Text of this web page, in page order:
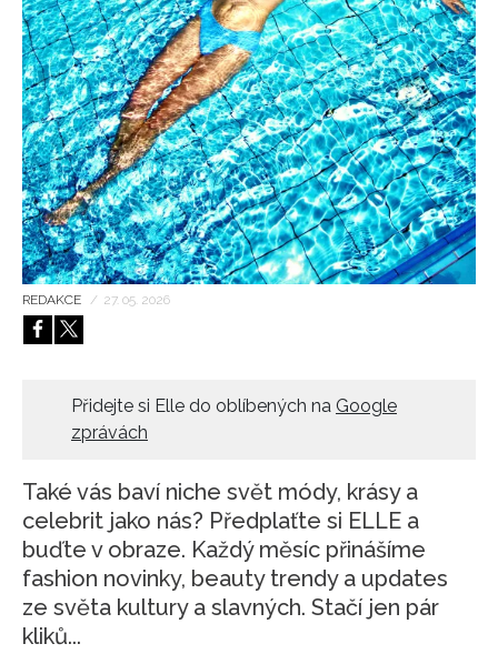
HOME
REDAKCE / 27. 05. 2026
Přidejte si Elle do oblíbených na Google
zprávách
Také vás baví niche svět módy, krásy a
celebrit jako nás? Předplaťte si ELLE a
buďte v obraze. Každý měsíc přinášíme
fashion novinky, beauty trendy a updates
ze světa kultury a slavných. Stačí jen pár
kliků...